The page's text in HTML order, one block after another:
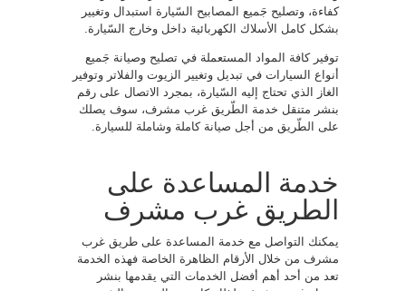
كفاءة، وتصليح جَميع المصابيح السّيارة استبدال وتغيير
بشكل كامل الأسلاك الكهربائية داخل وخارج السّيارة.
توفير كافة المواد المستعملة في تصليح وصيانة جَميع
أنواع السيارات في تبديل وتغيير الزيوت والفلاتر وتوفير
الغاز الذي تحتاج إليه السّيارة، بمجرد الاتصال على رقم
بنشر متنقل خدمة الطّريق غرب مشرف، سوف يصلك
على الطّريق من أجل صيانة كاملة وشاملة للسيارة.
خدمة المساعدة على
الطريق غرب مشرف
يمكنك التواصل مع خدمة المساعدة على طريق غرب
مشرف من خلال الأرقام الظاهرة الخاصة فهذه الخدمة
تعد من أحد أهم أفضل الخدمات التي يقدمها بنشر